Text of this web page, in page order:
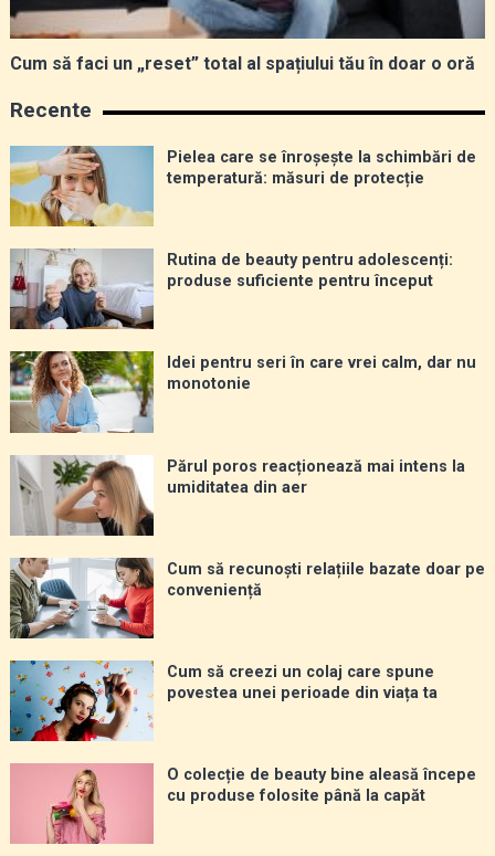
Cum să faci un „reset” total al spațiului tău în doar o oră
Recente
Pielea care se înroșește la schimbări de
temperatură: măsuri de protecție
Rutina de beauty pentru adolescenți:
produse suficiente pentru început
Idei pentru seri în care vrei calm, dar nu
monotonie
Părul poros reacționează mai intens la
umiditatea din aer
Cum să recunoști relațiile bazate doar pe
conveniență
Cum să creezi un colaj care spune
povestea unei perioade din viața ta
O colecție de beauty bine aleasă începe
cu produse folosite până la capăt